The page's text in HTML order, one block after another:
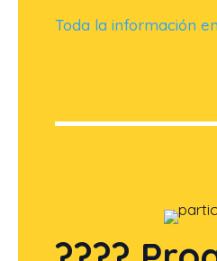
Toda la información